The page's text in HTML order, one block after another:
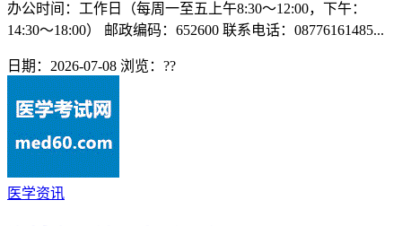
办公时间：工作日（每周一至五上午8:30～12:00，下午：
14:30～18:00） 邮政编码：652600 联系电话：08776161485...
日期：2026-07-08 浏览： ??
医学资讯